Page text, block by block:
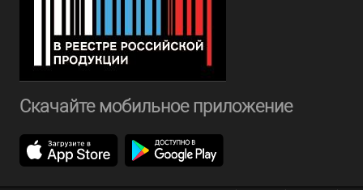
Скачайте мобильное приложение